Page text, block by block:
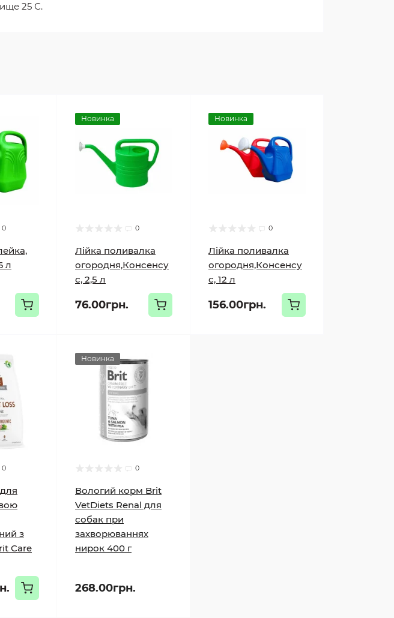
25 С.
0
л
Новинка
0
Лійка поливалка
огородня,Консенсу
с, 2,5 л
76.00грн.
Новинка
0
Лійка поливалка
огородня,Консенсу
с, 12 л
156.00грн.
0
з
Care
Новинка
0
Вологий корм Brit
VetDiets Renal для
собак при
захворюваннях
нирок 400 г
268.00грн.